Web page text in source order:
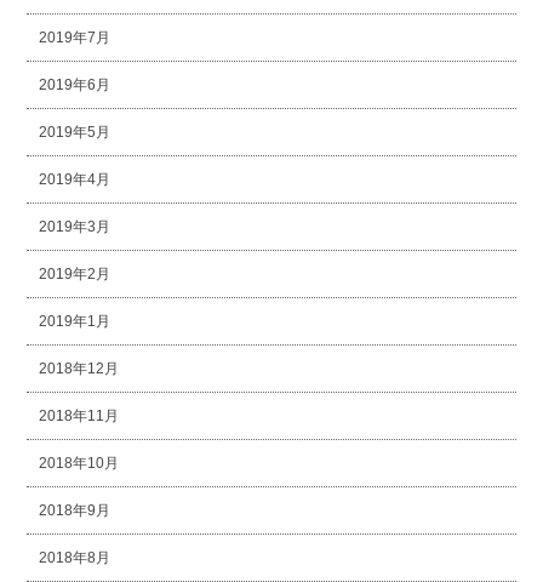
2019年7月
2019年6月
2019年5月
2019年4月
2019年3月
2019年2月
2019年1月
2018年12月
2018年11月
2018年10月
2018年9月
2018年8月